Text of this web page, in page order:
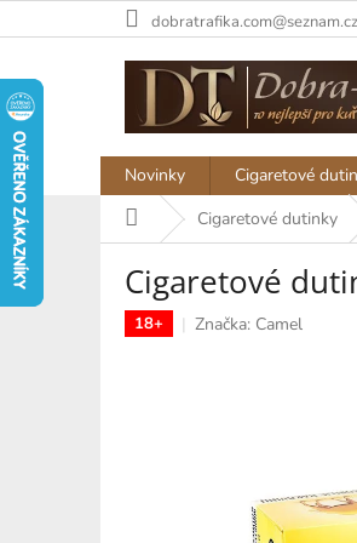
na
dobratrafika.com@seznam.cz
Novinky Cigaretové
Domů Cigaretové dutinky
Cigaretové
18+ Značka: Camel